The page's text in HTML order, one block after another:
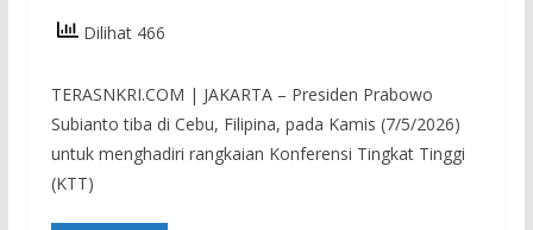
Dilihat 466
TERASNKRI.COM | JAKARTA – Presiden Prabowo
Subianto tiba di Cebu, Filipina, pada Kamis (7/5/2026)
untuk menghadiri rangkaian Konferensi Tingkat Tinggi
(KTT)